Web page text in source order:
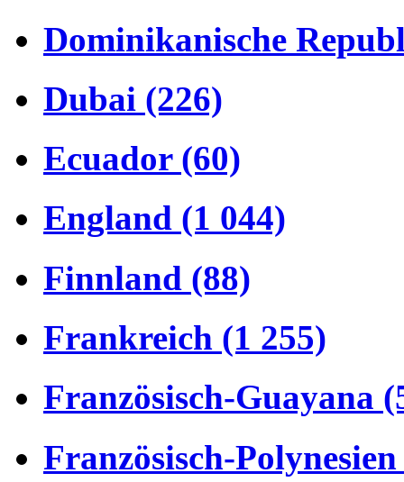
Dominikanische
Dubai (226)
Ecuador (60)
England (1 044)
Finnland (88)
Frankreich (1 255)
Französisch-Guayana
Französisch-